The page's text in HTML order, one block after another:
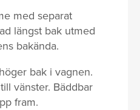
med separat
längst bak utmed
bakända.
bak i vagnen.
vänster. Bäddbar
fram.